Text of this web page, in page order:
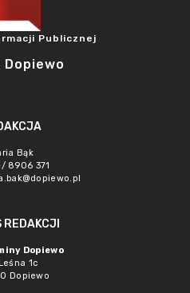
Publicznej
Dopiewo
Bąk
8906 371
REDAKCJI
Dopiewo
1c
Dopiewo